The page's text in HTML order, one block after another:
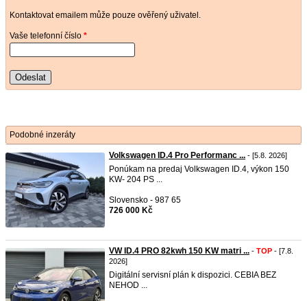
Kontaktovat emailem může pouze ověřený uživatel.
Vaše telefonní číslo *
Odeslat
Podobné inzeráty
Volkswagen ID.4 Pro Performanc ... - [5.8. 2026]
Ponúkam na predaj Volkswagen ID.4, výkon 150
KW- 204 PS ...
Slovensko - 987 65
726 000 Kč
VW ID.4 PRO 82kwh 150 KW matri ... - TOP - [7.8.
2026]
Digitální servisní plán k dispozici. CEBIA BEZ
NEHOD ...